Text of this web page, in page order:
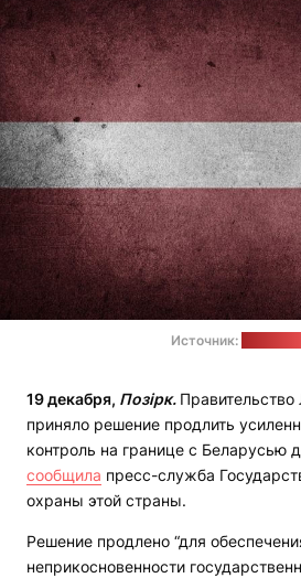
Источник:
19 декабря, Позірк. Правительство
приняло решение продлить
контроль на границе с Беларусью
сообщила пресс-служба
охраны этой страны.
Решение продлено “для
неприкосновенности